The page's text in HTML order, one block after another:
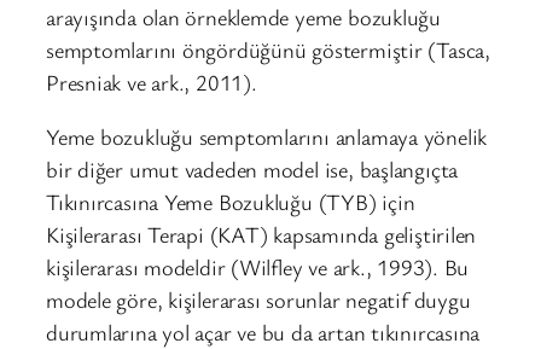
arayışında olan örneklemde yeme bozukluğu
semptomlarını öngördüğünü göstermiştir (Tasca,
Presniak ve ark., 2011).
Yeme bozukluğu semptomlarını anlamaya yönelik
bir diğer umut vadeden model ise, başlangıçta
Tıkınırcasına Yeme Bozukluğu (TYB) için
Kişilerarası Terapi (KAT) kapsamında geliştirilen
kişilerarası modeldir (Wilfley ve ark., 1993). Bu
modele göre, kişilerarası sorunlar negatif duygu
durumlarına yol açar ve bu da artan tıkınırcasına